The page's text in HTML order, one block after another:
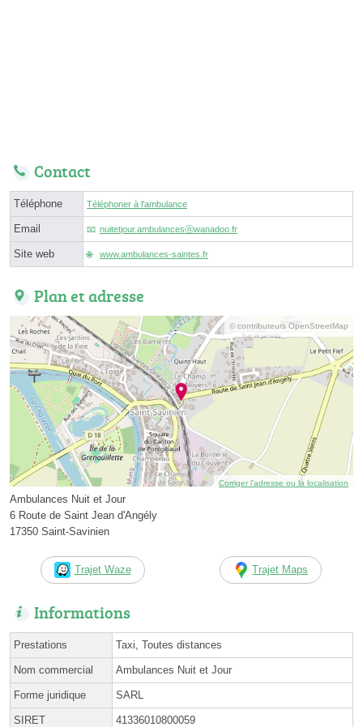
Contact
Téléphone Téléphoner à l'ambulance
Email nuitetjour.ambulancesⓐwanadoo.fr
Site web www.ambulances-saintes.fr
Plan et adresse
© contributeurs OpenStreetMap
Corriger l’adresse ou la localisation
Ambulances Nuit et Jour
6 Route de Saint Jean d'Angély
17350 Saint-Savinien
Trajet Waze Trajet Maps
Informations
Prestations Taxi, Toutes distances
Nom commercial Ambulances Nuit et Jour
Forme juridique SARL
SIRET 41336010800059